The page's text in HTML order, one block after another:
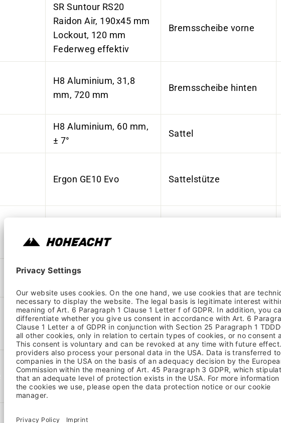
SR Suntour RS20
Raidon Air, 190x45 mm
Lockout, 120 mm
Federweg effektiv
Bremsscheibe vorne
H8 Aluminium, 31,8
mm, 720 mm
Bremsscheibe hinten
H8 Aluminium, 60 mm,
± 7°
Sattel
Ergon GE10 Evo Sattelstütze
industriegelagert
Mach1 Trucky 30, 27,5“
Schwalbe Nobby Nic
Performance, 65-584,
Reflex
Pedale
Formula Disc, 15x110
mm, 32 Loch, Center
Lock
Motor